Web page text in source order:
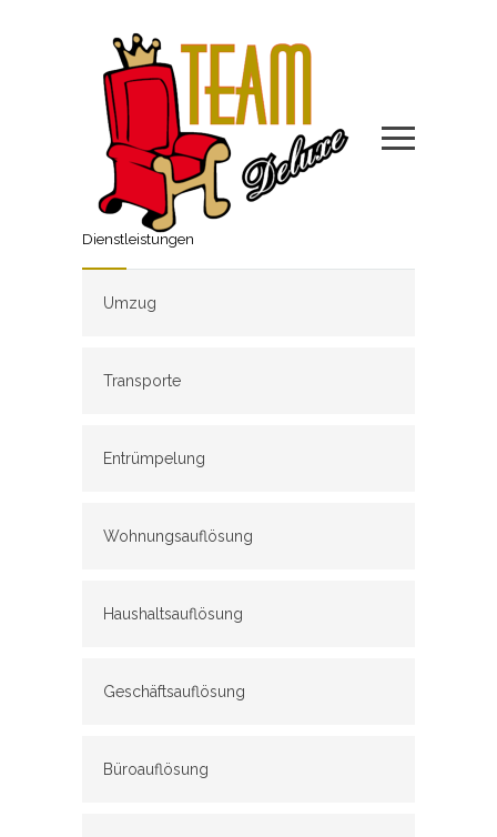
Dienstleistungen
Umzug
Transporte
Entrümpelung
Wohnungsauflösung
Haushaltsauflösung
Geschäftsauflösung
Büroauflösung